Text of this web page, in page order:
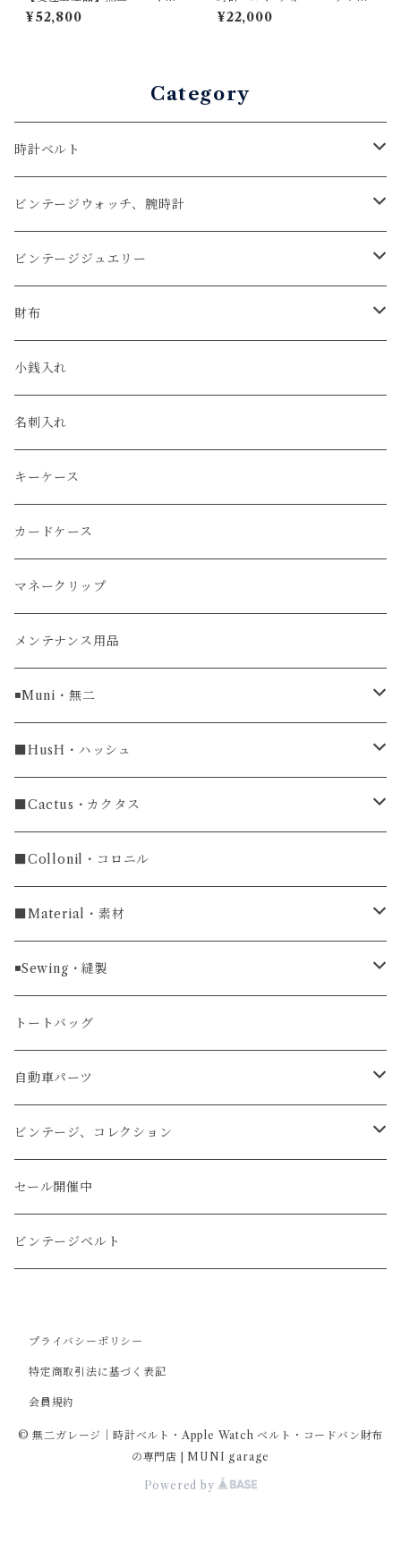
ン名刺入れ オイルコードバ
ン・ネイビー×ブラウン 新喜
¥52,800
ジーンブルー 19mm-16mm
【スタンダード】フルフラッ
¥22,000
Category
時計ベルト
アップルウォッチベルト
コードバン
クロコダイル
エコレザー
エレファント
アリゲーター
リザード
ガルーシャ（エイ）
牛革
ラグ幅16mm
ラグ幅18mm
ラグ幅19mm
ラグ幅20mm
ラグ幅22mm
ラグ幅24mm
ビンテージウォッチ、腕時計
オメガ / OMEGA
ユリスナルダン / ULYSSE NARDIN
セイコー / SEIKO
ルミノックス / LUMINOX
エルメス / HERMES
ビンテージジュエリー
カルティエ / Cartier
財布
コンパクト
長財布
小銭入れ
名刺入れ
キーケース
カードケース
マネークリップ
メンテナンス用品
◾️Muni・無二
長財布
長財布
ラウンドファスナー長財布
名刺入れ
小銭入れ
キーケース
時計ベルト
マネークリップ
腕時計
■HusH・ハッシュ
ラウンドファスナー
カードケース
マウスパッド
コインケース
キーホルダー
キーケース
■Cactus・カクタス
コインケース
キーホルダー
ライターケース
レザーウォッチ
文字盤Mサイズ（φ33mm）
文字盤Sサイズ（φ26mm）
レザーウォレット
ロング
ショート
タバコケース
カードケース
ウォレットロープ
■Collonil・コロニル
■Material・素材
クロコダイル
パイソン
リザード
エレファント
ガルーシャ（エイ）
アリゲーター
コードバン
牛革
◾️Sewing・縫製
ハンドステッチ（手縫い）仕立て
ミシンステッチ仕立て
トートバッグ
自動車パーツ
ステアリング
シフトノブ
ビンテージ、コレクション
ウッドキーホルダー
ZIPPO/ジッポー・ライター
セール開催中
ビンテージベルト
プライバシーポリシー
特定商取引法に基づく表記
会員規約
© 無二ガレージ｜時計ベルト・Apple Watch ベルト・コードバン財布
の専門店 | MUNI garage
Powered by